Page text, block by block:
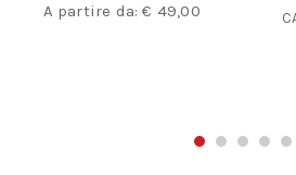
A partire da:€ 49,00